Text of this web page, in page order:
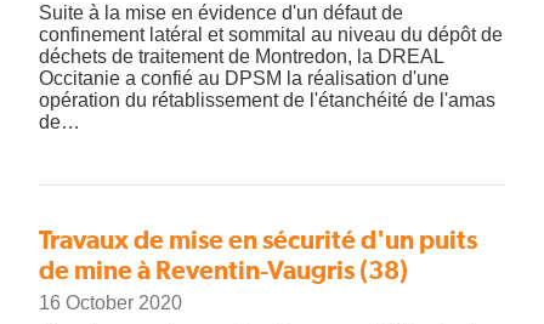
Suite à la mise en évidence d'un défaut de
confinement latéral et sommital au niveau du dépôt de
déchets de traitement de Montredon, la DREAL
Occitanie a confié au DPSM la réalisation d'une
opération du rétablissement de l'étanchéité de l'amas
de…
Travaux de mise en sécurité d'un puits
de mine à Reventin-Vaugris (38)
16 October 2020